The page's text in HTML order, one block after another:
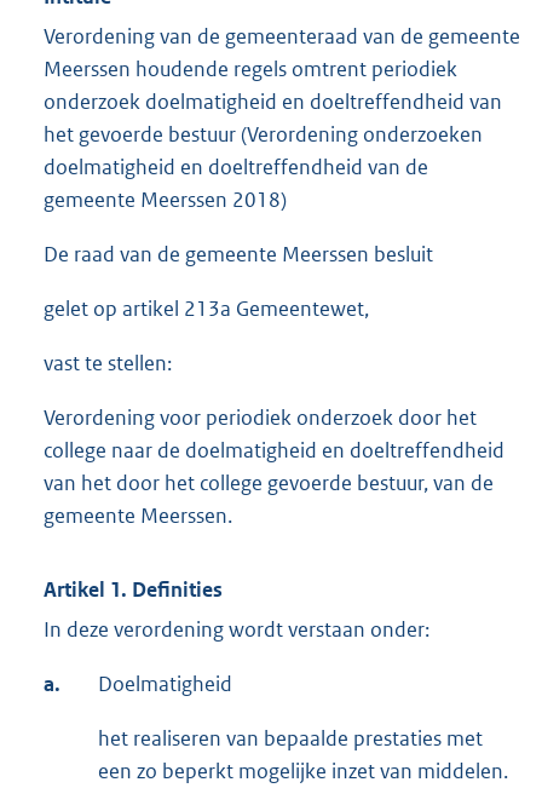
Verordening van de gemeenteraad van de gemeente
Meerssen houdende regels omtrent periodiek
onderzoek doelmatigheid en doeltreffendheid van
het gevoerde bestuur (Verordening onderzoeken
doelmatigheid en doeltreffendheid van de
gemeente Meerssen 2018)
De raad van de gemeente Meerssen besluit
gelet op artikel 213a Gemeentewet,
vast te stellen:
Verordening voor periodiek onderzoek door het
college naar de doelmatigheid en doeltreffendheid
van het door het college gevoerde bestuur, van de
gemeente Meerssen.
Artikel 1. Definities
In deze verordening wordt verstaan onder:
a. Doelmatigheid
het realiseren van bepaalde prestaties met
een zo beperkt mogelijke inzet van middelen.